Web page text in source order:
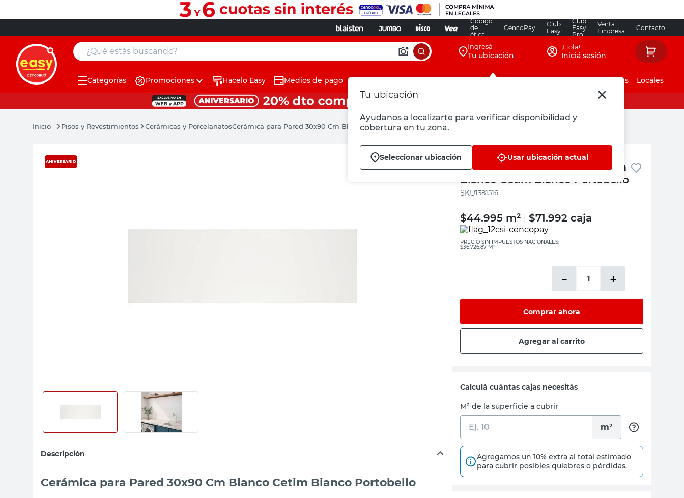
Código
de
ética
CencoPay
Club
Easy
Club
Easy
Pro
Venta
Empresa
Contacto
¿Qué estás buscando? Ingresá
Tu ubicación
Tu ubicación
Ayudanos a localizarte para verificar disponibilidad y
cobertura en tu zona.
Seleccionar ubicación Usar ubicación actual
¡Hola!
Iniciá sesión
Categorías Promociones Hacelo Easy Medios de pago Servicios de instalaciones Locales
Pisos y Revestimientos Cerámicas y PorcelanatosCerámica para Pared 30x90 Cm Blanco Cetim Bianco Portobello
Descripción
Cerámica para Pared 30x90 Cm Blanco Cetim Bianco Portobello
Portobello
Cerámica para Pared 30x90 Cm
Blanco Cetim Bianco Portobello
:1381516
$44.995 m² $71.992 caja
PRECIO SIN IMPUESTOS NACIONALES:
$36.726,87 M²
＋
－
Comprar ahora
Agregar al carrito
Calculá cuántas cajas necesitás
M² de la superficie a cubrir
m²
Agregamos un 10% extra al total estimado
para cubrir posibles quiebres o pérdidas.
muebles